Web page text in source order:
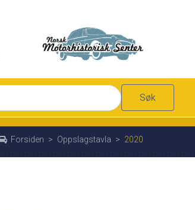
Søk
Forsiden > Oppslagstavla > 2020